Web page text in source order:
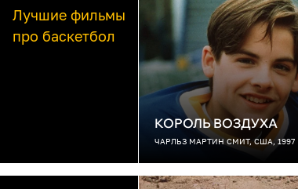
Лучшие фильмы
про баскетбол
КОРОЛЬ ВОЗДУХА
ЧАРЛЬЗ МАРТИН СМИТ, США, 1997